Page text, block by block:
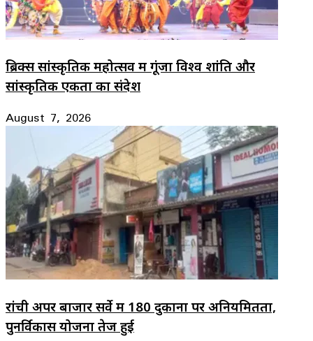
ब्रिक्स सांस्कृतिक महोत्सव में गूंजा विश्व शांति और
सांस्कृतिक एकता का संदेश
August 7, 2026
रांची अपर बाजार सर्वे में 180 दुकानों पर अनियमितता,
पुनर्विकास योजना तेज हुई